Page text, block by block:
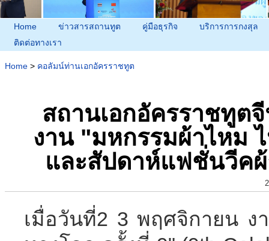
Home ข่าวสารสถานทูต คู่มือธุรกิจ
บริการการกงสุล
ติดต่อทางเรา
Home > คอลัมน์ท่านเอกอัครราชทูต
สถานเอกอัครราชทูต
งาน "มหกรรมผ้าไหม
และสัปดาห์แฟชั่นวีค
เมื่อวันที่2 3 พฤศจิกายน ง